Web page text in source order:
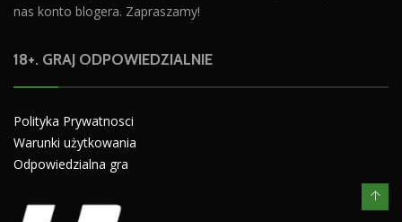
nas konto blogera. Zapraszamy!
18+. GRAJ ODPOWIEDZIALNIE
Polityka Prywatnosci
Warunki użytkowania
Odpowiedzialna gra